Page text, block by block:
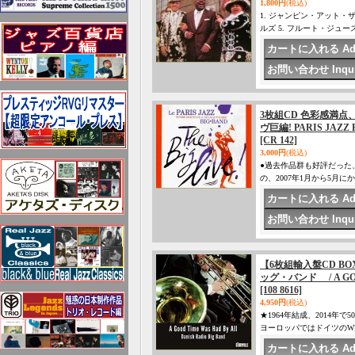
1,800円(税込)
1. ジャンピン・アット・
ルズ 5. フルート・ジュ
3枚組CD 色彩感満点
ヴ巨編! PARIS
[CR 142]
3,000円(税込)
●過去作品群も好評だっ
の、2007年1月から5月に
【6枚組輸入盤CD
ッグ・バンド / A
[108 8616]
4,950円(税込)
★1964年結成、2014年で
ヨーロッパではドイツの